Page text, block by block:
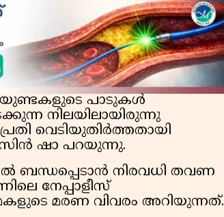
പാടുകൾ
നിലയിലായിരുന്നു
വെടിയുതിർത്തതായി
ഷാ പറയുന്നു.
ബന്ധപ്പെടാൻ നിരവധി തവണ
നേപ്പാളീസ്
മരണ വിവരം അറിയുന്നത്.